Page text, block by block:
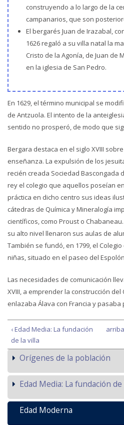
construyendo a lo largo de la
campanarios, que son
El bergarés Juan de Irazabal,
1626 regaló a su villa natal la
Cristo de la Agonía, de Juan de
en la iglesia de San Pedro.
En 1629, el término municipal se
de Antzuola. El intento de la
sentido no prosperó, de modo que
Bergara destaca en el siglo XVIII
enseñanza. La expulsión de los
recién creada Sociedad Bascongada
rey el colegio que aquellos poseían
práctica en dicho centro sus ideas
cátedras de Química y Mineralogía
científicos, como Proust o
su alto nivel llenaron sus aulas de
También se fundó, en 1799, el
niñas, situado en el paseo del
Las necesidades de comunicación
XVIII, a emprender la construcción del
enlazaba Álava con Francia y pasaba
‹ Edad Media: La fundación
de la villa
arriba
Orígenes de la población
Edad Media: La fundación de
Edad Moderna